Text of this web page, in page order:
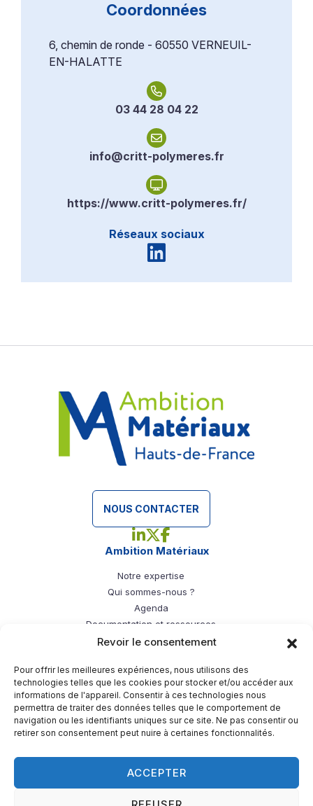
Revoir le consentement
Pour offrir les meilleures expériences, nous utilisons des
technologies telles que les cookies pour stocker et/ou accéder aux
informations de l'appareil. Consentir à ces technologies nous
permettra de traiter des données telles que le comportement de
navigation ou les identifiants uniques sur ce site. Ne pas consentir ou
retirer son consentement peut nuire à certaines fonctionnalités.
ACCEPTER
Coordonnées
6, chemin de ronde - 60550 VERNEUIL-
EN-HALATTE
03 44 28 04 22
info@critt-polymeres.fr
https://www.critt-polymeres.fr/
Réseaux sociaux
NOUS CONTACTER
Linkedin - Ambition Matériaux
X - Ambition Matériaux
Ambition Matériaux
Notre expertise
Qui sommes-nous ?
Agenda
Documentation et ressources
Filières de l’ambition
Papier/carton
Plasturgie
Textiles
Verre
Bâtiment durable